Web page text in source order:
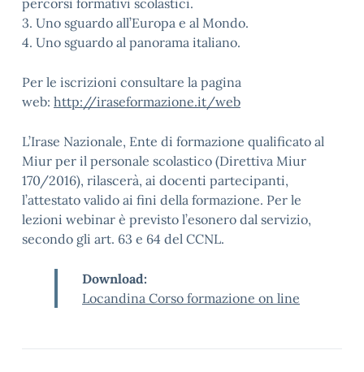
percorsi formativi scolastici.
3. Uno sguardo all’Europa e al Mondo.
4. Uno sguardo al panorama italiano.
Per le iscrizioni consultare la pagina
web: http://iraseformazione.it/web
L’Irase Nazionale, Ente di formazione qualificato al
Miur per il personale scolastico (Direttiva Miur
170/2016), rilascerà, ai docenti partecipanti,
l’attestato valido ai fini della formazione. Per le
lezioni webinar è previsto l’esonero dal servizio,
secondo gli art. 63 e 64 del CCNL.
Download:
Locandina Corso formazione on line